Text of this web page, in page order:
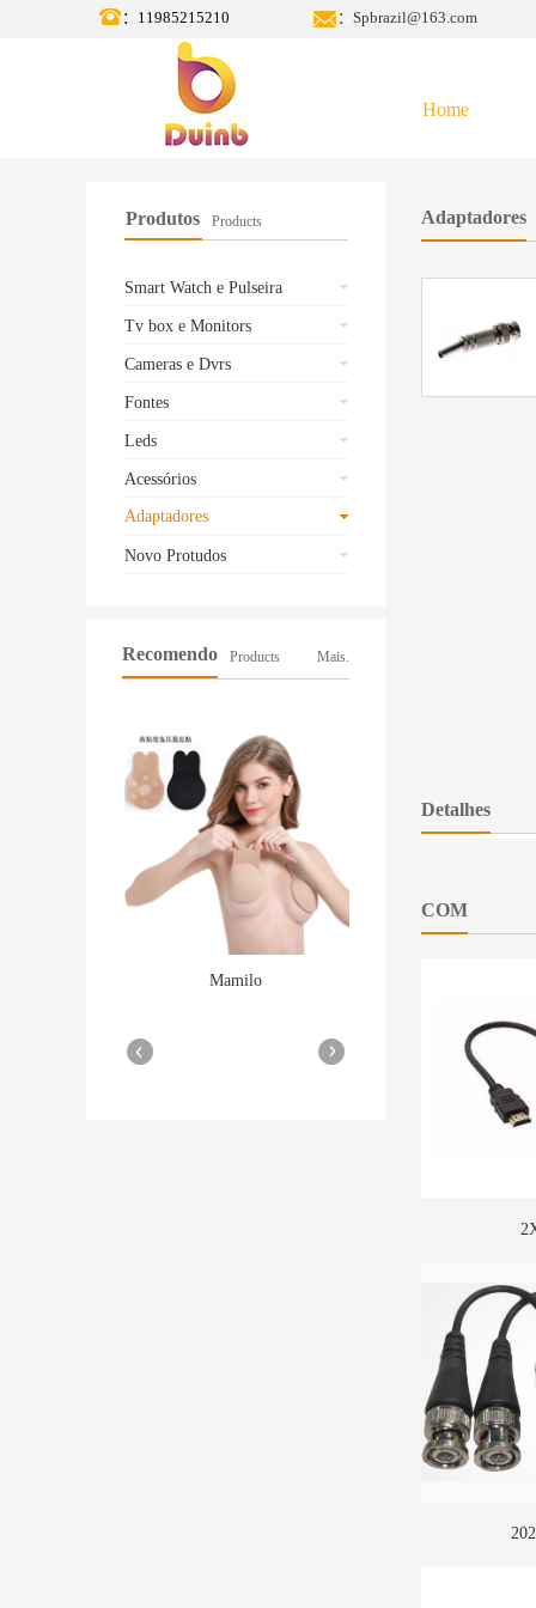
：11985215210 ：Spbrazil@163.com
Home
Produtos Products
Smart Watch e Pulseira
Tv box e Monitors
Cameras e Dvrs
Fontes
Leds
Acessórios
Adaptadores
Novo Protudos
Recomendo Products Mais.
Mamilo
Adaptadores
Detalhes
COM